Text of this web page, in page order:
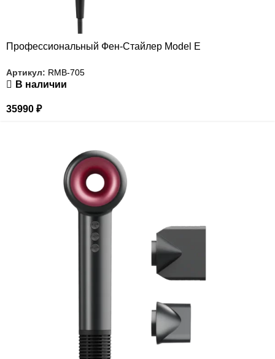
Профессиональный Фен-Стайлер Model Е
Артикул: RMB-705
В наличии
35990 ₽